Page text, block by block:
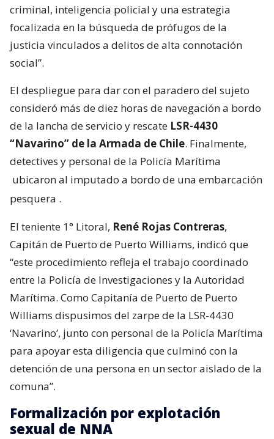
criminal, inteligencia policial y una estrategia
focalizada en la búsqueda de prófugos de la
justicia vinculados a delitos de alta connotación
social”.
El despliegue para dar con el paradero del sujeto
consideró más de diez horas de navegación a bordo
de la lancha de servicio y rescate LSR-4430
“Navarino” de la Armada de Chile. Finalmente,
detectives y personal de la Policía Marítima
ubicaron al imputado a bordo de una embarcación
pesquera .
El teniente 1° Litoral, René Rojas Contreras,
Capitán de Puerto de Puerto Williams, indicó que
“este procedimiento refleja el trabajo coordinado
entre la Policía de Investigaciones y la Autoridad
Marítima. Como Capitanía de Puerto de Puerto
Williams dispusimos del zarpe de la LSR-4430
‘Navarino’, junto con personal de la Policía Marítima
para apoyar esta diligencia que culminó con la
detención de una persona en un sector aislado de la
comuna”.
Formalización por explotación
sexual de NNA